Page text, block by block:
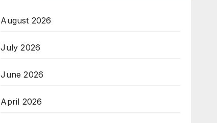
August 2026
July 2026
June 2026
April 2026